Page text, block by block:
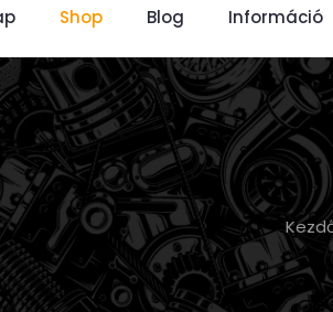
Shop Blog Információ